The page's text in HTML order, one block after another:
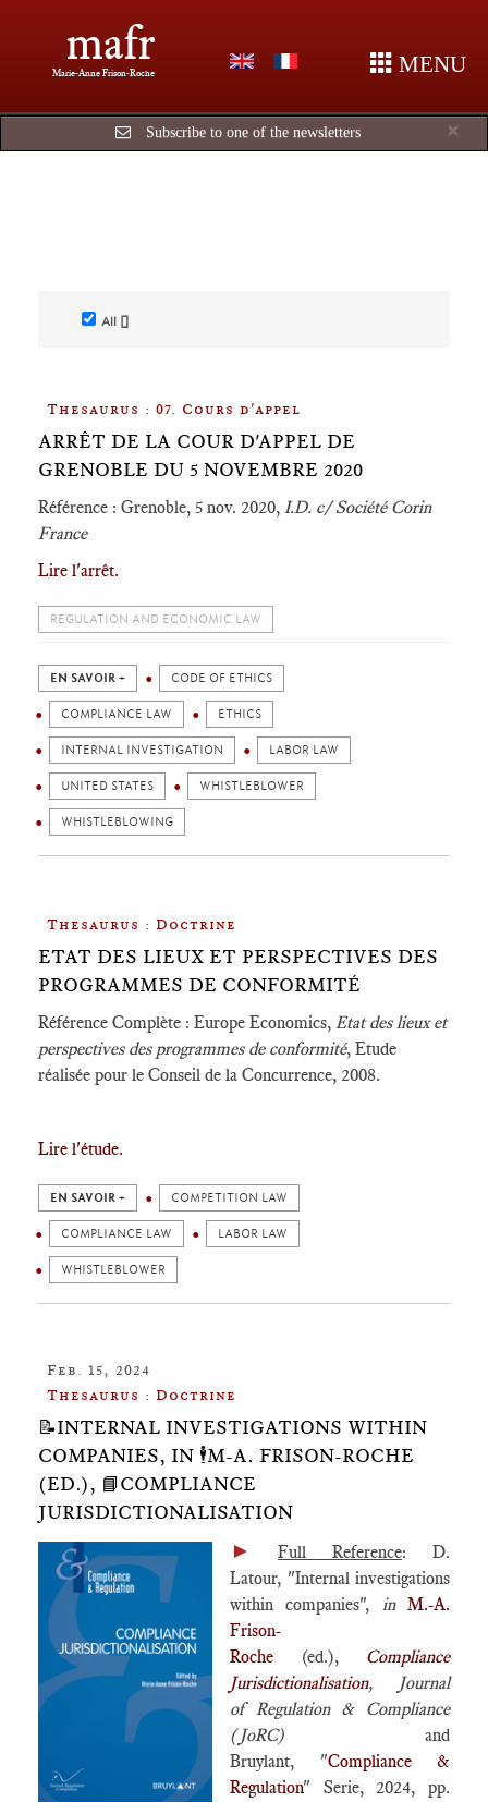
mafr
Marie-Anne Frison-Roche MENU
×
Subscribe to one of the newsletters
All []
Thesaurus : 07. Cours d'appel
ARRÊT DE LA COUR D'APPEL DE
GRENOBLE DU 5 NOVEMBRE 2020
Référence : Grenoble, 5 nov. 2020, I.D. c/ Société Corin
France
Lire l'arrêt.
REGULATION AND ECONOMIC LAW
EN SAVOIR + CODE OF ETHICS
COMPLIANCE LAW ETHICS
INTERNAL INVESTIGATION LABOR LAW
UNITED STATES WHISTLEBLOWER
WHISTLEBLOWING
Thesaurus : Doctrine
ETAT DES LIEUX ET PERSPECTIVES DES
PROGRAMMES DE CONFORMITÉ
Référence Complète : Europe Economics, Etat des lieux et
perspectives des programmes de conformité, Etude
réalisée pour le Conseil de la Concurrence, 2008.
Lire l'étude.
EN SAVOIR + COMPETITION LAW
COMPLIANCE LAW LABOR LAW
WHISTLEBLOWER
Feb. 15, 2024
Thesaurus : Doctrine
📝INTERNAL INVESTIGATIONS WITHIN
COMPANIES, IN 🕴️M-A. FRISON-ROCHE
(ED.), 📘COMPLIANCE
JURISDICTIONALISATION
► Full Reference: D.
Latour, "Internal investigations
within companies", in M.-A.
Frison-
Roche (ed.), Compliance
Jurisdictionalisation,
Journal
of Regulation & Compliance
(JoRC) and
Bruylant, "Compliance &
Regulation" Serie, 2024, pp.